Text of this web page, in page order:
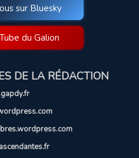
sur Bluesky
du Galion
DE LA RÉDACTION